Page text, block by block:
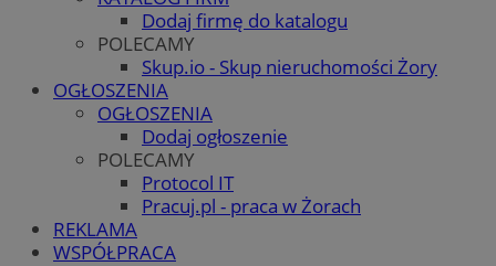
Dodaj firmę do katalogu
POLECAMY
Skup.io - Skup nieruchomości Żory
OGŁOSZENIA
OGŁOSZENIA
Dodaj ogłoszenie
POLECAMY
Protocol IT
Pracuj.pl - praca w Żorach
REKLAMA
WSPÓŁPRACA